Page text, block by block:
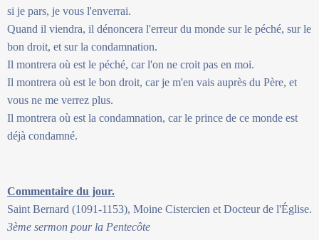
si je pars, je vous l'enverrai.
Quand il viendra, il dénoncera l'erreur du monde sur le péché, sur le
bon droit, et sur la condamnation.
Il montrera où est le péché, car l'on ne croit pas en moi.
Il montrera où est le bon droit, car je m'en vais auprès du Père, et
vous ne me verrez plus.
Il montrera où est la condamnation, car le prince de ce monde est
déjà condamné.
Commentaire du jour.
Saint Bernard (1091-1153), Moine Cistercien et Docteur de l'Église.
3ème sermon pour la Pentecôte